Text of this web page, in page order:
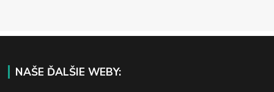
NAŠE ĎALŠIE WEBY: